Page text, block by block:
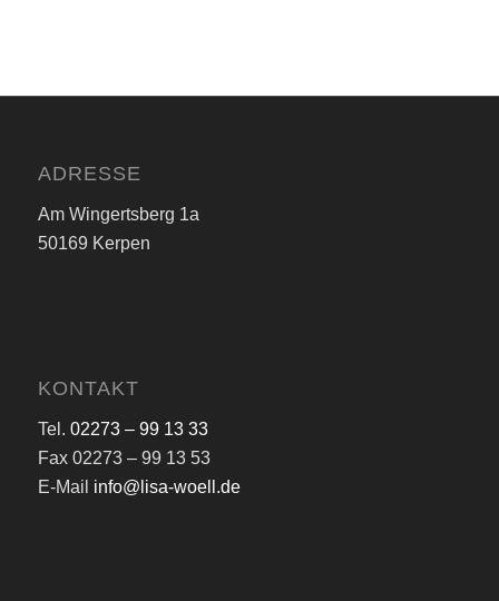
ADRESSE
Am Wingertsberg 1a
50169 Kerpen
KONTAKT
Tel. 02273 – 99 13 33
Fax 02273 – 99 13 53
E-Mail info@lisa-woell.de